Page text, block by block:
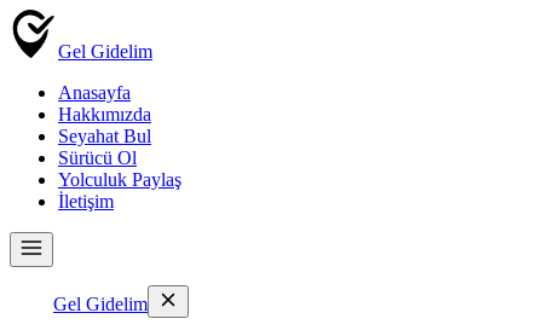
Gel Gidelim
Anasayfa
Hakkımızda
Seyahat Bul
Sürücü Ol
Yolculuk Paylaş
İletişim
Gel Gidelim